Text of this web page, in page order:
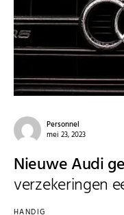
Personnel
mei 23, 2023
Nieuwe Audi
verzekeringen
HANDIG